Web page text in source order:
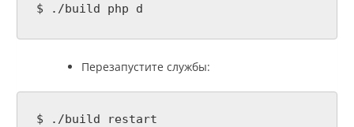
$ ./build php d
Перезапустите службы:
$ ./build restart